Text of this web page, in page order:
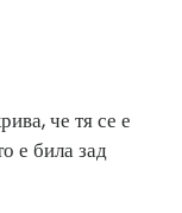
че тя се е
е била зад